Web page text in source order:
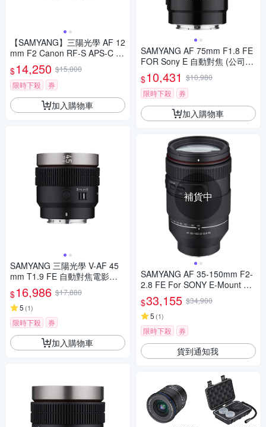
【SAMYANG】三陽光學 AF 12
mm F2 Canon RF-S APS-C 自
動對焦鏡頭 公司貨
$14,250 $15,000
限時下殺
券
加入購物車
SAMYANG 三陽光學 V-AF 45
mm T1.9 FE 自動對焦電影鏡 S
ony FE 公司貨
$16,986 $17,880
5 (1)
限時下殺 券
加入購物車
SAMYANG AF 75mm F1.8 FE
FOR Sony E 自動對焦 (公司
貨)
$10,431 $10,980
限時下殺
券
加入購物車
補貨中
SAMYANG AF 35-150mm F2-
2.8 FE For SONY E-Mount 自
動對焦鏡頭 公司貨
$33,155 $34,900
5 (1)
限時下殺 券
貨到通知我